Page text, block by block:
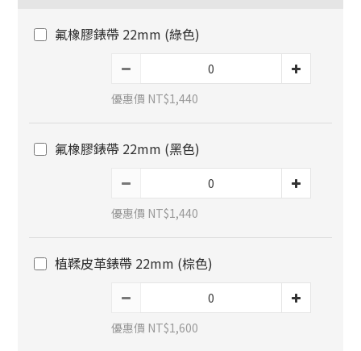
氟橡膠錶帶 22mm (綠色)
優惠價 NT$1,440
氟橡膠錶帶 22mm (黑色)
優惠價 NT$1,440
植鞣皮革錶帶 22mm (棕色)
優惠價 NT$1,600